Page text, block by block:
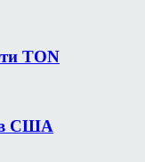
TON
в США